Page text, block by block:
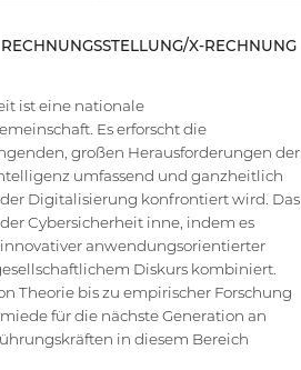
RECHNUNGSSTELLUNG/X-RECHNUNG
ist eine nationale
Es erforscht die
großen Herausforderungen der
umfassend und ganzheitlich
Digitalisierung konfrontiert wird. Das
Cybersicherheit inne, indem es
anwendungsorientierter
Diskurs kombiniert.
Theorie bis zu empirischer Forschung
für die nächste Generation an
in diesem Bereich